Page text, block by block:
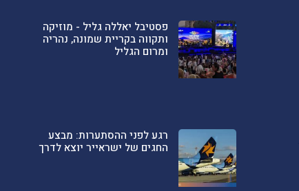
פסטיבל יאללה גליל - מוזיקה
ותקווה בקריית שמונה, נהריה
ומרום הגליל
רגע לפני ההסתערות: מבצע
החגים של ישראייר יוצא לדרך